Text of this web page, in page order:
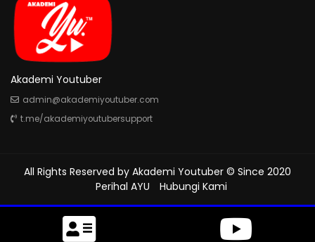
Akademi Youtuber
admin@akademiyoutuber.com
t.me/akademiyoutubersupport
All Rights Reserved by Akademi Youtuber © Since 2020
Perihal AYU
Hubungi Kami